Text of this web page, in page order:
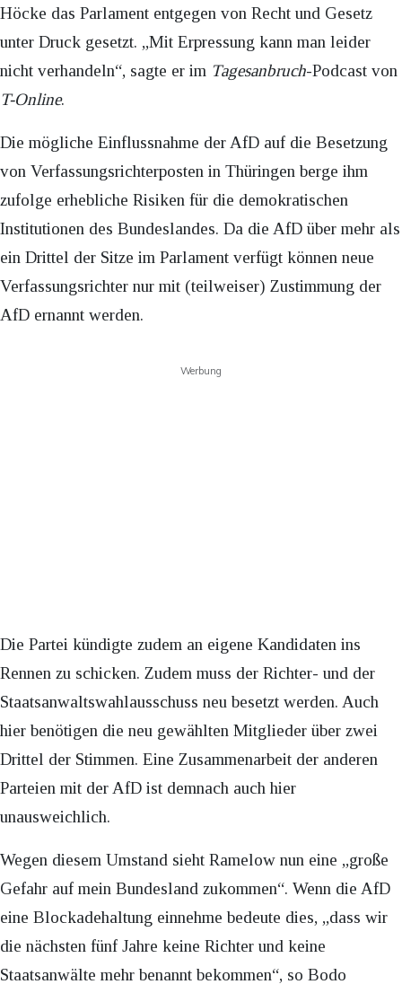
Höcke das Parlament entgegen von Recht und Gesetz
unter Druck gesetzt. „Mit Erpressung kann man leider
nicht verhandeln“, sagte er im Tagesanbruch-Podcast von
T-Online.
Die mögliche Einflussnahme der AfD auf die Besetzung
von Verfassungsrichterposten in Thüringen berge ihm
zufolge erhebliche Risiken für die demokratischen
Institutionen des Bundeslandes. Da die AfD über mehr als
ein Drittel der Sitze im Parlament verfügt können neue
Verfassungsrichter nur mit (teilweiser) Zustimmung der
AfD ernannt werden.
Werbung
Die Partei kündigte zudem an eigene Kandidaten ins
Rennen zu schicken. Zudem muss der Richter- und der
Staatsanwaltswahlausschuss neu besetzt werden. Auch
hier benötigen die neu gewählten Mitglieder über zwei
Drittel der Stimmen. Eine Zusammenarbeit der anderen
Parteien mit der AfD ist demnach auch hier
unausweichlich.
Wegen diesem Umstand sieht Ramelow nun eine „große
Gefahr auf mein Bundesland zukommen“. Wenn die AfD
eine Blockadehaltung einnehme bedeute dies, „dass wir
die nächsten fünf Jahre keine Richter und keine
Staatsanwälte mehr benannt bekommen“, so Bodo